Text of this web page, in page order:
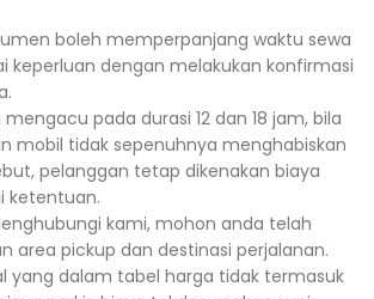
boleh memperpanjang waktu sewa
keperluan dengan melakukan konfirmasi
mengacu pada durasi 12 dan 18 jam, bila
mobil tidak sepenuhnya menghabiskan
pelanggan tetap dikenakan biaya
ketentuan.
kami, mohon anda telah
area pickup dan destinasi perjalanan.
yang dalam tabel harga tidak termasuk